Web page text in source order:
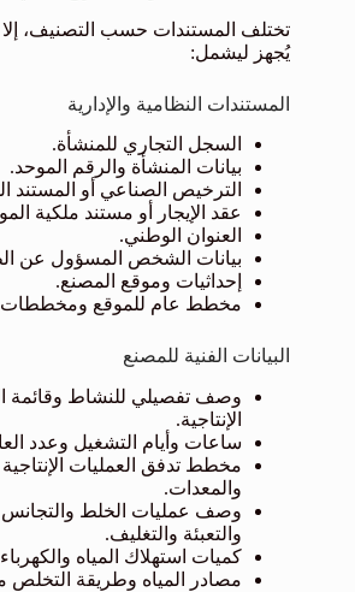
تختلف المستندات حسب التصنيف، إلا
يُجهز ليشمل:
المستندات النظامية والإدارية
السجل التجاري للمنشأة.
بيانات المنشأة والرقم الموحد.
الترخيص الصناعي أو المستند
عقد الإيجار أو مستند ملكية
العنوان الوطني.
بيانات الشخص المسؤول عن
إحداثيات وموقع المصنع.
مخطط عام للموقع ومخططات
البيانات الفنية للمصنع
وصف تفصيلي للنشاط وقائمة
الإنتاجية.
ساعات وأيام التشغيل وعدد
مخطط تدفق العمليات الإنتاجية
والمعدات.
وصف عمليات الخلط والتجانس
والتعبئة والتغليف.
كميات استهلاك المياه
مصادر المياه وطريقة